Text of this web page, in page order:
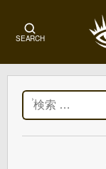
SEARCH
ー 検
索: